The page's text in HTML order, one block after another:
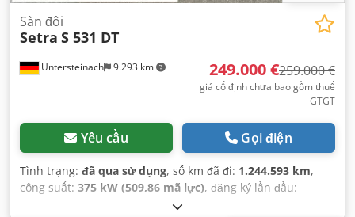
Untersteinach 9.293 km
Sàn đôi
Setra S 531 DT
249.000 €259.000 €
giá cố định chưa bao gồm thuế
GTGT
Yêu cầu Gọi điện
Tình trạng: đã qua sử dụng, số km đã đi: 1.244.593 km,
công suất: 375 kW (509,86 mã lực), đăng ký lần đầu:
diesel